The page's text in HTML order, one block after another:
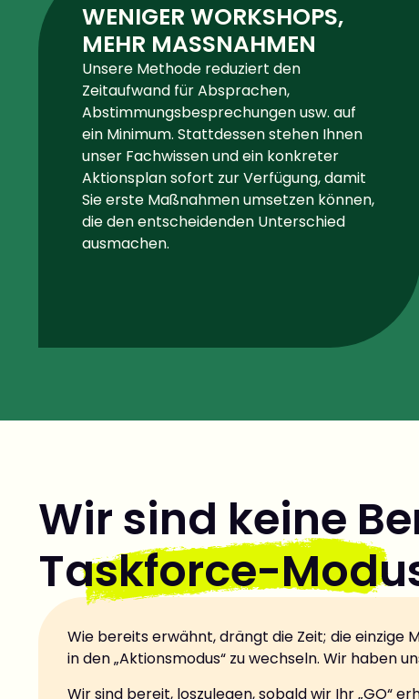
WENIGER WORKSHOPS,
MEHR MASSNAHMEN
Unsere Methode reduziert den
Zeitaufwand für Absprachen,
Abstimmungsbesprechungen usw. auf
ein Minimum. Stattdessen stehen Ihnen
unser Fachwissen und ein konkreter
Aktionsplan sofort zur Verfügung, damit
Sie erste Maßnahmen umsetzen können,
die den entscheidenden Unterschied
ausmachen.
Wir sind keine
Taskforce-
Wie bereits erwähnt, drängt die Zeit; die einzige
in den „Aktionsmodus“ zu wechseln. Wir haben
Wir sind bereit, loszulegen, sobald wir Ihr „GO“